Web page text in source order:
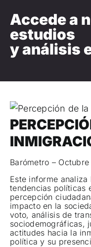
Accede a
estudios
y análisis
Barómetro –
Este informe
tendencias políticas
percepción
impacto en la
voto, análisis de
sociodemográficas,
actitudes hacia la
política y su